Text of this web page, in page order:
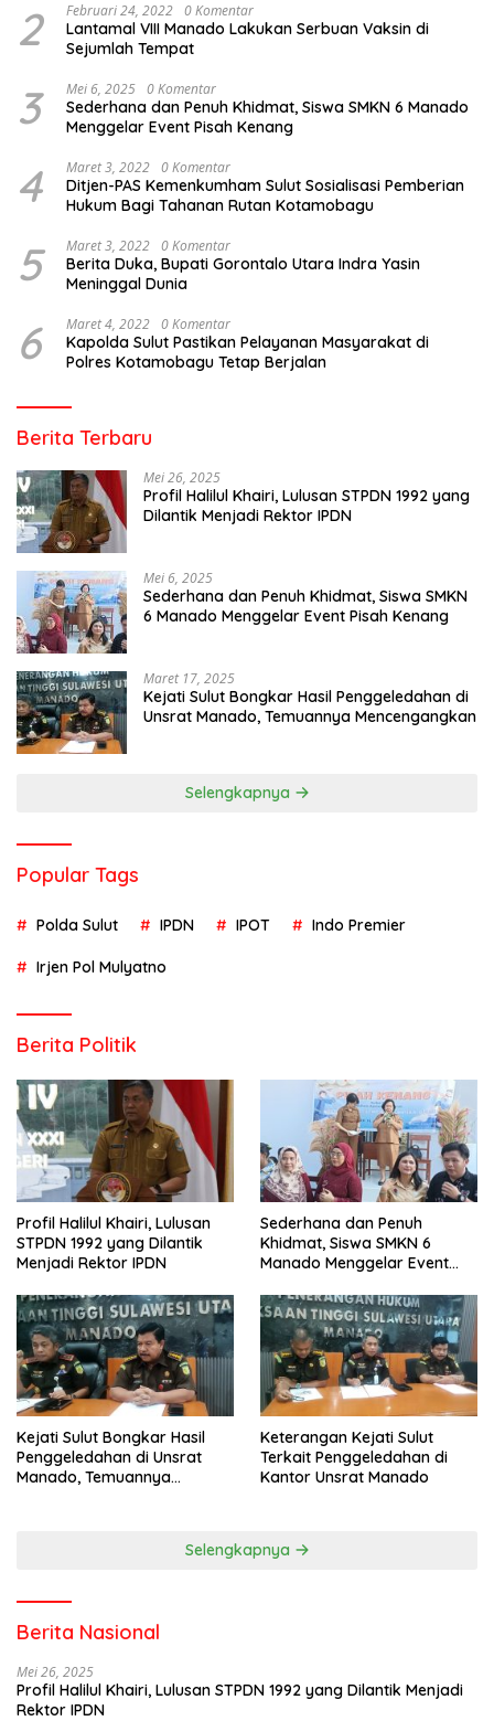
2 Februari 24, 2022 0 Komentar
Lantamal VIII Manado Lakukan Serbuan Vaksin di
Sejumlah Tempat
3 Mei 6, 2025 0 Komentar
Sederhana dan Penuh Khidmat, Siswa SMKN 6 Manado
Menggelar Event Pisah Kenang
4 Maret 3, 2022 0 Komentar
Ditjen-PAS Kemenkumham Sulut Sosialisasi Pemberian
Hukum Bagi Tahanan Rutan Kotamobagu
5 Maret 3, 2022 0 Komentar
Berita Duka, Bupati Gorontalo Utara Indra Yasin
Meninggal Dunia
6 Maret 4, 2022 0 Komentar
Kapolda Sulut Pastikan Pelayanan Masyarakat di
Polres Kotamobagu Tetap Berjalan
Berita Terbaru
Mei 26, 2025
Profil Halilul Khairi, Lulusan STPDN 1992 yang
Dilantik Menjadi Rektor IPDN
Mei 6, 2025
Sederhana dan Penuh Khidmat, Siswa SMKN
6 Manado Menggelar Event Pisah Kenang
Maret 17, 2025
Kejati Sulut Bongkar Hasil Penggeledahan di
Unsrat Manado, Temuannya Mencengangkan
Selengkapnya
Popular Tags
Polda Sulut IPDN IPOT Indo Premier
Irjen Pol Mulyatno
Berita Politik
Profil Halilul Khairi, Lulusan
STPDN 1992 yang Dilantik
Menjadi Rektor IPDN
Sederhana dan Penuh
Khidmat, Siswa SMKN 6
Manado Menggelar Event
Kejati Sulut Bongkar Hasil
Penggeledahan di Unsrat
Manado, Temuannya
Keterangan Kejati Sulut
Terkait Penggeledahan di
Kantor Unsrat Manado
Selengkapnya
Berita Nasional
Mei 26, 2025
Profil Halilul Khairi, Lulusan STPDN 1992 yang Dilantik Menjadi
Rektor IPDN